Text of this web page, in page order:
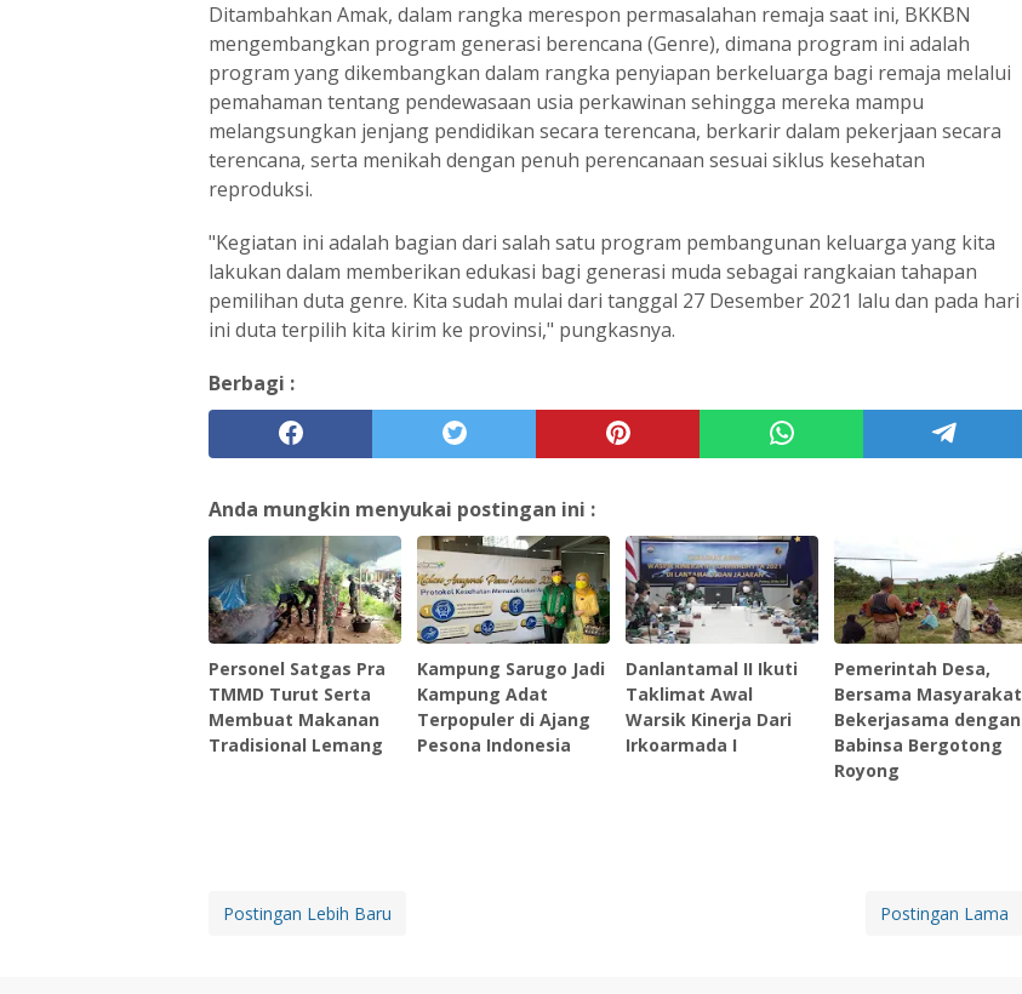
Ditambahkan Amak, dalam rangka merespon permasalahan remaja saat ini, BKKBN
mengembangkan program generasi berencana (Genre), dimana program ini adalah
program yang dikembangkan dalam rangka penyiapan berkeluarga bagi remaja melalui
pemahaman tentang pendewasaan usia perkawinan sehingga mereka mampu
melangsungkan jenjang pendidikan secara terencana, berkarir dalam pekerjaan secara
terencana, serta menikah dengan penuh perencanaan sesuai siklus kesehatan
reproduksi.
"Kegiatan ini adalah bagian dari salah satu program pembangunan keluarga yang kita
lakukan dalam memberikan edukasi bagi generasi muda sebagai rangkaian tahapan
pemilihan duta genre. Kita sudah mulai dari tanggal 27 Desember 2021 lalu dan pada hari
ini duta terpilih kita kirim ke provinsi," pungkasnya.
Berbagi :
Anda mungkin menyukai postingan ini :
Personel Satgas Pra
TMMD Turut Serta
Membuat Makanan
Tradisional Lemang
Kampung Sarugo Jadi
Kampung Adat
Terpopuler di Ajang
Pesona Indonesia
Danlantamal II Ikuti
Taklimat Awal
Warsik Kinerja Dari
Irkoarmada I
Pemerintah Desa,
Bersama Masyarakat
Bekerjasama dengan
Babinsa Bergotong
Royong
Postingan Lebih Baru Postingan Lama